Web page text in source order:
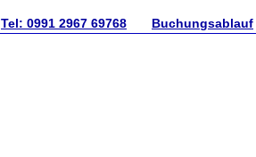
Tel: 0991 2967 69768 Buchungsablauf